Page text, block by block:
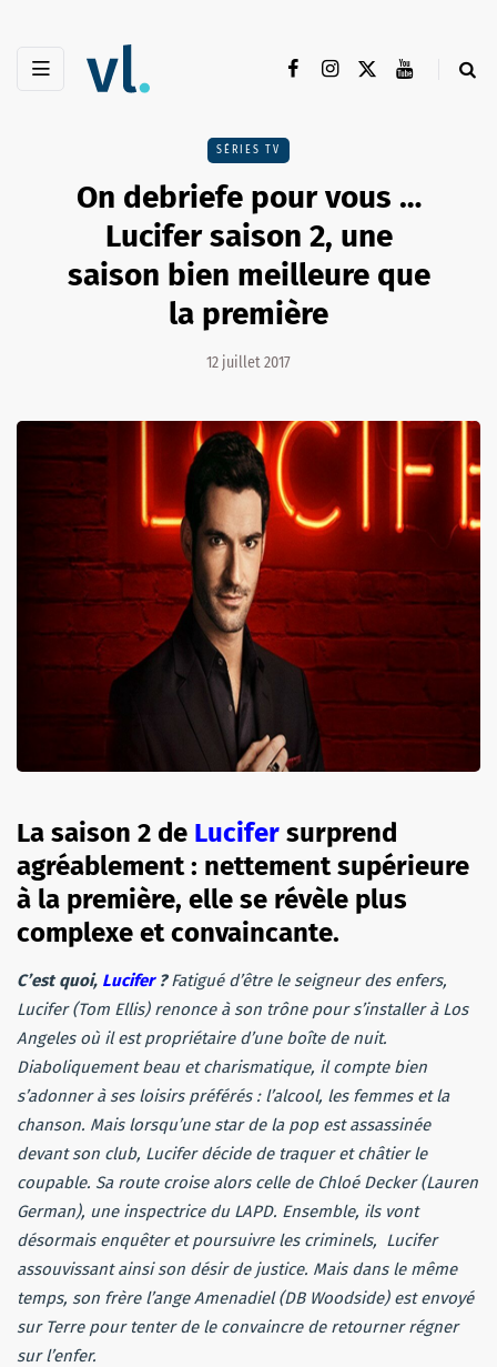
SÉRIES TV
On debriefe pour vous …
Lucifer saison 2, une
saison bien meilleure que
la première
12 juillet 2017
La saison 2 de Lucifer surprend
agréablement : nettement supérieure
à la première, elle se révèle plus
complexe et convaincante.
C’est quoi, Lucifer ?Fatigué d’être le seigneur des enfers,
Lucifer (Tom Ellis) renonce à son trône pour s’installer à Los
Angeles où il est propriétaire d’une boîte de nuit.
Diaboliquement beau et charismatique, il compte bien
s’adonner à ses loisirs préférés : l’alcool, les femmes et la
chanson. Mais lorsqu’une star de la pop est assassinée
devant son club, Lucifer décide de traquer et châtier le
coupable. Sa route croise alors celle de Chloé Decker (Lauren
German), une inspectrice du LAPD. Ensemble, ils vont
désormais enquêter et poursuivre les criminels, Lucifer
assouvissant ainsi son désir de justice. Mais dans le même
temps, son frère l’ange Amenadiel (DB Woodside) est envoyé
sur Terre pour tenter de le convaincre de retourner régner
sur l’enfer.